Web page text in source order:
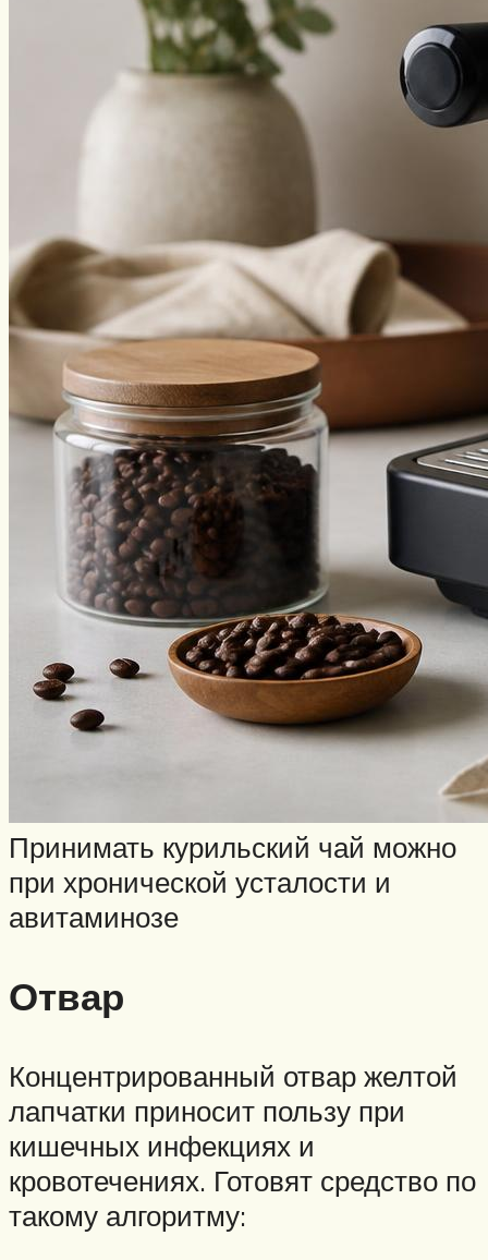
Принимать курильский чай можно
при хронической усталости и
авитаминозе
Отвар
Концентрированный отвар желтой
лапчатки приносит пользу при
кишечных инфекциях и
кровотечениях. Готовят средство по
такому алгоритму: